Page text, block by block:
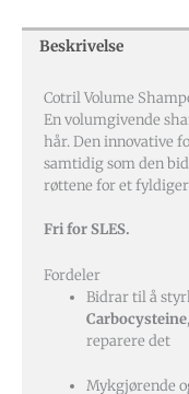
Beskrivelse
Cotril Volume
En volumgivende
hår. Den innovative
samtidig som den
røttene for et
Fri for SLES.
Fordeler
Bidrar til å
Carbocysteine
reparere det
Mykgjørende